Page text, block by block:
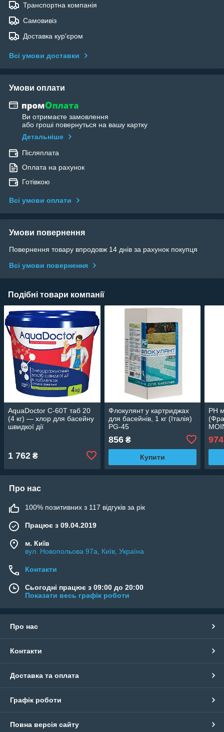
Транспортна компанія
Самовивіз
Доставка кур'єром
Всі умови доставки
Умови оплати
Ви отримаєте замовлення
або гроші повернуться на вашу картку
Детальніше
Післяплата
Оплата на рахунок
Готівкою
Всі умови оплати
Умови повернення
Повернення товару впродовж 14 днів за рахунок покупця
Всі умови повернення
Подібні товари компанії
AquaDoctor C-60T таб 20
(4 кг) — хлор для басейну
швидкої дії
1 762 ₴
Флокулянт у картриджах
для басейнів, 1 кг (Італія)
PG-45
856₴
Купити
РН
974
Про нас
100% позитивних з 117 відгуків за рік
Працює з 09.04.2019
м. Київ
вул. Новопольова 97а, Київ, Україна
Контакти
Сьогодні працює з 09:00 до 20:00
Показати весь графік роботи
Про нас
Контакти
Доставка та оплата
Графік роботи
Повна версія сайту